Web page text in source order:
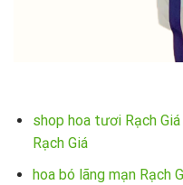
shop hoa tươi Rạch
Rạch Giá
hoa bó lãng mạn Rạch